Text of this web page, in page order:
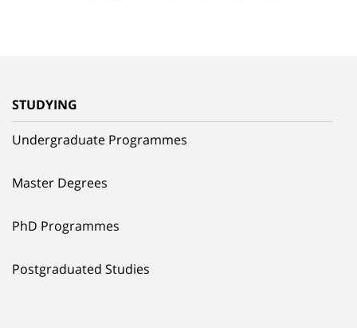
STUDYING
Undergraduate Programmes
Master Degrees
PhD Programmes
Postgraduated Studies